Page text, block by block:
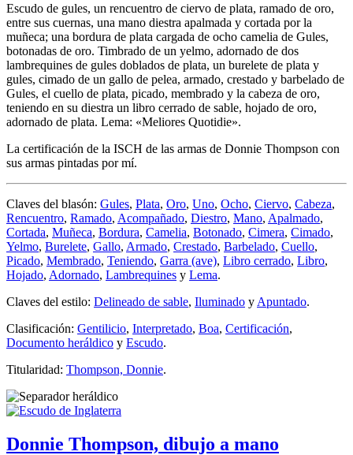
Escudo de gules, un rencuentro de ciervo de plata, ramado de oro,
entre sus cuernas, una mano diestra apalmada y cortada por la
muñeca; una bordura de plata cargada de ocho camelia de Gules,
botonadas de oro. Timbrado de un yelmo, adornado de dos
lambrequines de gules doblados de plata, un burelete de plata y
gules, cimado de un gallo de pelea, armado, crestado y barbelado de
Gules, el cuello de plata, picado, membrado y la cabeza de oro,
teniendo en su diestra un libro cerrado de sable, hojado de oro,
adornado de plata. Lema: «Meliores Quotidie».
La certificación de la ISCH de las armas de Donnie Thompson con
sus armas pintadas por mí.
Claves del blasón: Gules, Plata, Oro, Uno, Ocho, Ciervo, Cabeza,
Rencuentro, Ramado, Acompañado, Diestro, Mano, Apalmado,
Cortada, Muñeca, Bordura, Camelia, Botonado, Cimera, Cimado,
Yelmo, Burelete, Gallo, Armado, Crestado, Barbelado, Cuello,
Picado, Membrado, Teniendo, Garra (ave), Libro cerrado, Libro,
Hojado, Adornado, Lambrequines y Lema.
Claves del estilo: Delineado de sable, Iluminado y Apuntado.
Clasificación: Gentilicio, Interpretado, Boa, Certificación,
Documento heráldico y Escudo.
Titularidad: Thompson, Donnie.
Donnie Thompson, dibujo a mano